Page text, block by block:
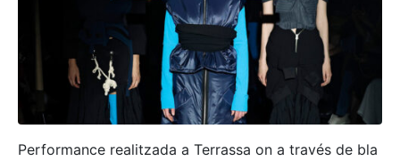
Performance realitzada a Terrassa on a través de bla